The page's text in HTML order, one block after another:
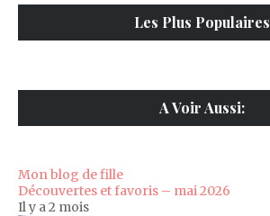
Les Plus Populaires
A Voir Aussi:
Mon blog de fille
Découvertes et favoris – mai 2026
Il y a 2 mois